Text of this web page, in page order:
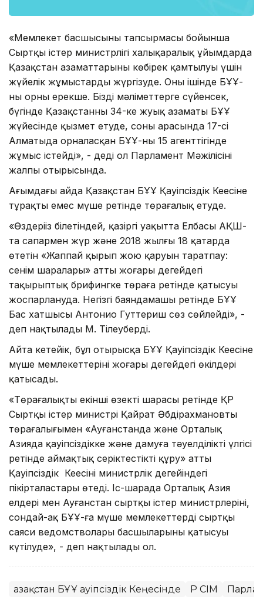
«Мемлекет басшысының тапсырмасы бойынша
Сыртқы істер министрлігі халықаралық ұйымдарда
Қазақстан азаматтарының көбірек қамтылуы үшін
жүйелік жұмыстарды жүргізуде. Оның ішінде БҰҰ-
ның орны ерекше. Біздің мәліметтерге сүйенсек,
бүгінде Қазақстанның 34-ке жуық азаматы БҰҰ
жүйесінде қызмет етуде, соның арасында 17-сі
Алматыда орналасқан БҰҰ-ның 15 агенттігінде
жұмыс істейді», - деді ол Парламент Мәжілісінің
жалпы отырысында.
Ағымдағы айда Қазақстан БҰҰ Қауіпсіздік Кеңесіне
тұрақты емес мүше ретінде төрағалық етуде.
«Өздеріңіз білетіндей, қазіргі уақытта Елбасы АҚШ-
та сапармен жүр және 2018 жылғы 18 қаңтарда
өтетін «Жаппай қырып жою қаруын таратпау:
сенім шаралары» атты жоғары деңгейдегі
тақырыптық брифингке төраға ретінде қатысуы
жоспарлануда. Негізгі баяндамашы ретінде БҰҰ
Бас хатшысы Антонио Гуттериш сөз сөйлейді», -
деп нақтылады М. Тілеуберді.
Айта кетейік, бұл отырысқа БҰҰ Қауіпсіздік Кеңесіне
мүше мемлекеттерінің жоғары деңгейдегі өкілдері
қатысады.
«Төрағалықтың екінші өзекті шарасы ретінде ҚР
Сыртқы істер министрі Қайрат Әбдірахмановтың
төрағалығымен «Ауғанстанда және Орталық
Азияда қауіпсіздікке және дамуға тәуелділіктің үлгісі
ретінде аймақтық серіктестікті құру» атты
Қауіпсіздік Кеңесінің министрлік деңгейіндегі
пікірталастары өтеді. Іс-шарада Орталық Азия
елдері мен Ауғанстан сыртқы істер министрлерінің,
сондай-ақ БҰҰ-ға мүше мемлекеттердің сыртқы
саяси ведомстволары басшыларының қатысуы
күтілуде», - деп нақтылады ол.
Қазақстан БҰҰ Қауіпсіздік Кеңесінде ҚР СІМ